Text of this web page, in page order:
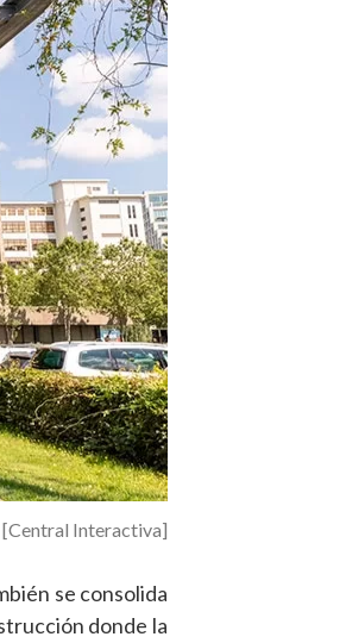
[Central Interactiva]
se consolida
donde la